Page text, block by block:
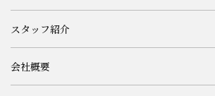
スタッフ紹介
会社概要